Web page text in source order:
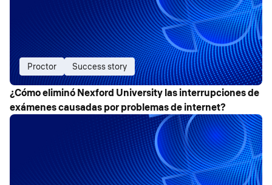
Proctor Success story
¿Cómo eliminó Nexford University las interrupciones de
exámenes causadas por problemas de internet?